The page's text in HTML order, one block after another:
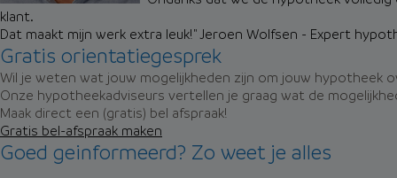
klant.
Dat maakt mijn werk extra leuk!"Jeroen Wolfsen - Expert
Gratis orientatiegesprek
Wil je weten wat jouw mogelijkheden zijn om jouw hypotheek
Onze hypotheekadviseurs vertellen je graag wat de
Maak direct een (gratis) bel afspraak!
Gratis bel-afspraak maken
Goed geinformeerd? Zo weet je alles